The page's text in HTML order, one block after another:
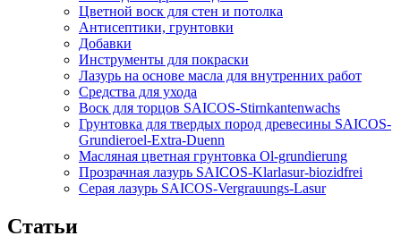
Цветной воск для стен и потолка
Антисептики, грунтовки
Добавки
Инструменты для покраски
Лазурь на основе масла для внутренних работ
Средства для ухода
Воск для торцов SAICOS-Stirnkantenwachs
Грунтовка для твердых пород древесины SAICOS-
Grundieroel-Extra-Duenn
Масляная цветная грунтовка Ol-grundierung
Прозрачная лазурь SAICOS-Klarlasur-biozidfrei
Серая лазурь SAICOS-Vergrauungs-Lasur
Статьи